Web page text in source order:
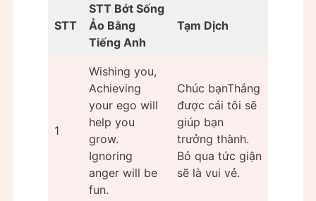
STT
STT Bớt Sống
Ảo Bằng
Tiếng Anh
Tạm Dịch
1
Wishing you,
Achieving
your ego will
help you
grow.
Ignoring
anger will be
fun.
Chúc bạnThắng
được cái tôi sẽ
giúp bạn
trưởng thành.
Bỏ qua tức giận
sẽ là vui vẻ.